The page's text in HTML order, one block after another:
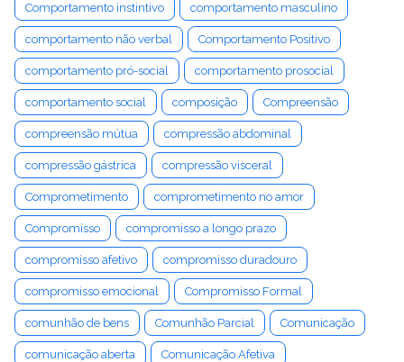
Comportamento instintivo comportamento masculino
comportamento não verbal Comportamento Positivo
comportamento pró-social comportamento prosocial
comportamento social composição Compreensão
compreensão mútua compressão abdominal
compressão gástrica compressão visceral
Comprometimento comprometimento no amor
Compromisso compromisso a longo prazo
compromisso afetivo compromisso duradouro
compromisso emocional Compromisso Formal
comunhão de bens Comunhão Parcial Comunicação
comunicação aberta Comunicação Afetiva